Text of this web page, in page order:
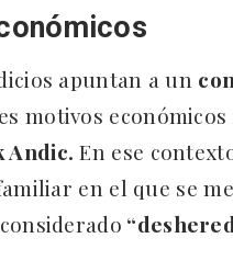
apuntan a un
motivos
Andic. En ese
en el que se